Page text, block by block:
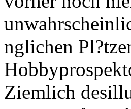
nglichen
Ziemlich